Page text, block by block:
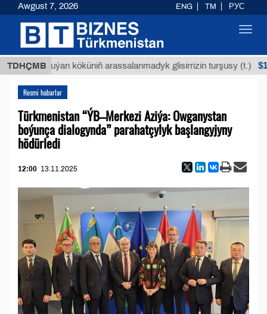
TDHÇMB
Buýan köküniň arassalanmadyk glisirrizin turşusy (t.)
Resmi habarlar
Türkmenistan “ÝB–Merkezi Aziýa: Owganystan
boýunça dialogynda” parahatçylyk başlangyjyny
hödürledi
12:00 13.11.2025
Awgust 7, 2026 ENG TM РУС